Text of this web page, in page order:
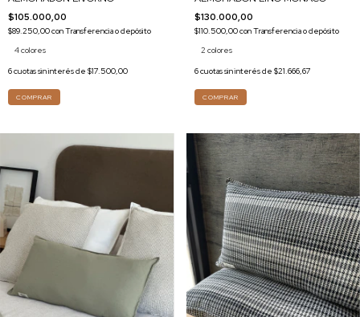
$105.000,00
$89.250,00conTransferencia o depósito
4 colores
6cuotas sin interés de $17.500,00
COMPRAR
$130.000,00
$110.500,00conTransferencia o depósito
2 colores
6cuotas sin interés de $21.666,67
COMPRAR